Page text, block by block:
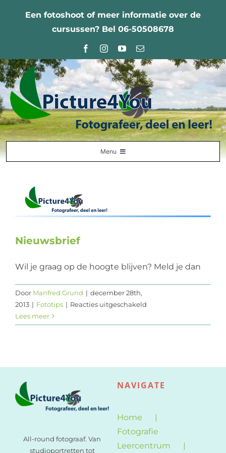
Een fotoshoot of meer informatie over de
cursussen? Bel 06-50508678
Menu
Fotografie Leercentrum
Nabestellingen
Web design
Contact
Nieuwsbrief
Wil je graag op de hoogte blijven? Meld je dan
Door Manfred Grund | december 28th,
2013 | Fototips | Reacties uitgeschakeld
Lees meer
All-round fotograaf. Van
studioportretten tot
NAVIGATE
Home
Fotografie
Leercentrum